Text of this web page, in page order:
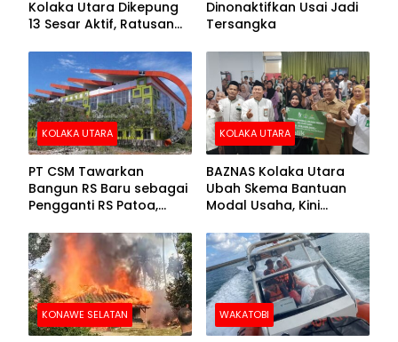
Kolaka Utara Dikepung
13 Sesar Aktif, Ratusan
Dinonaktifkan Usai Jadi
Tersangka
KOLAKA UTARA
PT CSM Tawarkan
Bangun RS Baru sebagai
Pengganti RS Patoa,
Kolut
KOLAKA UTARA
BAZNAS Kolaka Utara
Ubah Skema Bantuan
Modal Usaha, Kini
Barang Senilai Rp419,5
Juta
KONAWE SELATAN WAKATOBI